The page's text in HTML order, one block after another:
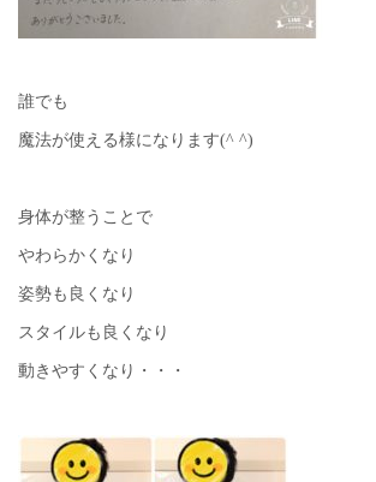
誰でも
魔法が使える様になります(^ ^)
身体が整うことで
やわらかくなり
姿勢も良くなり
スタイルも良くなり
動きやすくなり・・・